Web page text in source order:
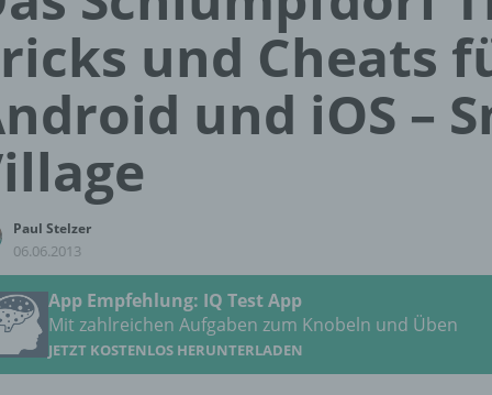
und Cheats
und iOS –
Paul Stelzer
06.06.2013
App Empfehlung: IQ Test App
Mit zahlreichen Aufgaben zum Knobeln und Üben
JETZT KOSTENLOS HERUNTERLADEN